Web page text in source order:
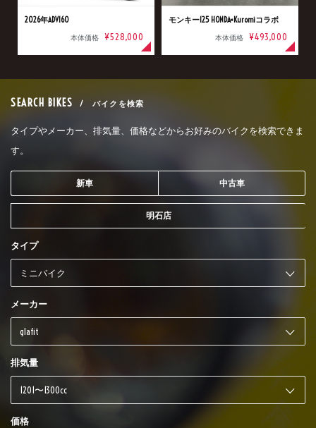
2026年ADV160
本体価格 ¥528,000
モンキー125 HONDA×Kuromiコラボ
本体価格 ¥493,000
SEARCH BIKES / バイクを検索
タイプやメーカー、排気量、価格などからお好みのバイクを検索できま
す。
新車 中古車
明石店
タイプ
メーカー
排気量
価格